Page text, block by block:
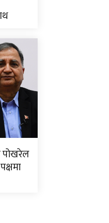
पोखरेल